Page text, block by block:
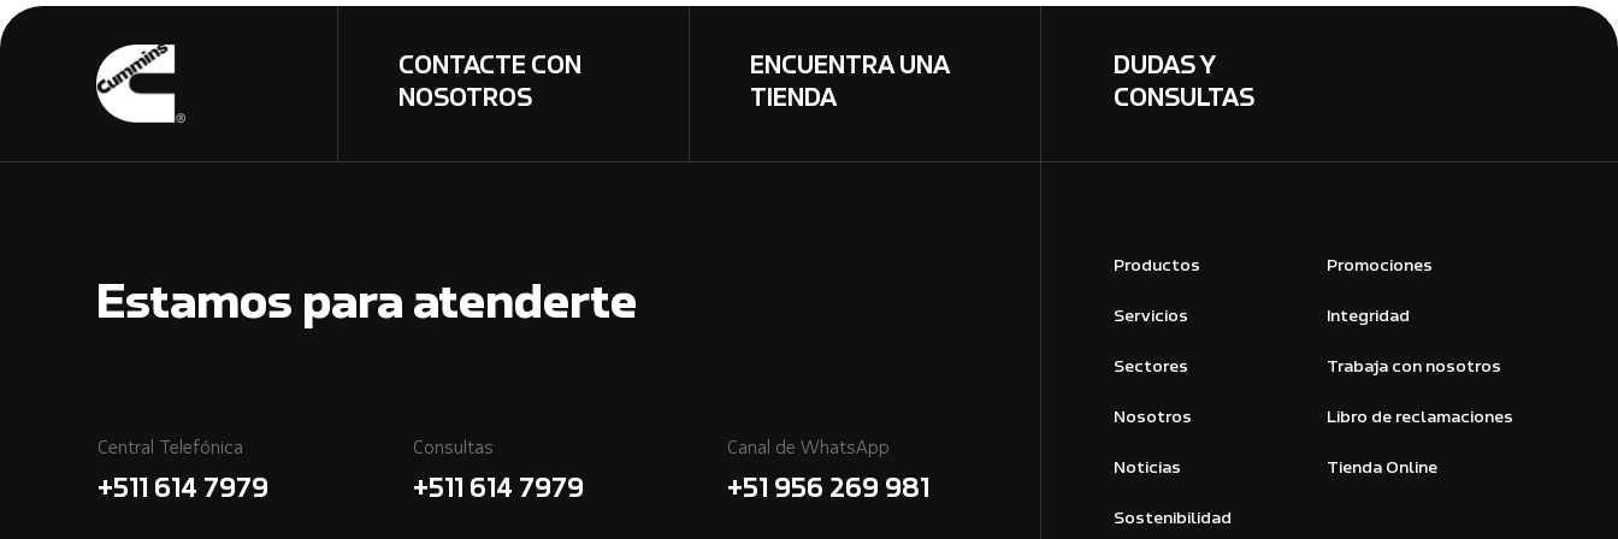
CONTACTE CON
NOSOTROS
ENCUENTRA UNA
TIENDA
DUDAS Y
CONSULTAS
Estamos para atenderte
Central Telefónica
+511 614 7979
Consultas
+511 614 7979
Canal de WhatsApp
+51 956 269 981
Productos
Servicios
Sectores
Nosotros
Noticias
Sostenibilidad
Promociones
Integridad
Trabaja con nosotros
Libro de reclamaciones
Tienda Online